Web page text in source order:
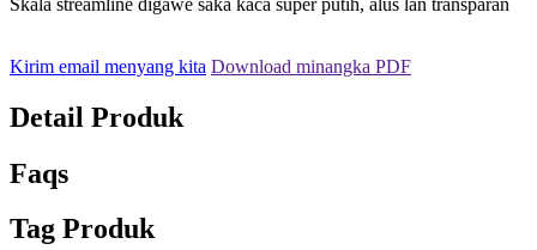
Kirim email menyang kita Download minangka PDF
Detail Produk
Faqs
Tag Produk